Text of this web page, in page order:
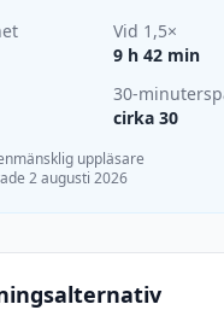
Vid 1,5×
9 h 42 min
30-
cirka 30
mänsklig uppläsare
2 augusti 2026